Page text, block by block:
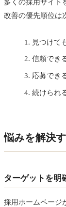
多くの採用サイト
改善の優先順位は
見つけて
信頼でき
応募でき
続けられ
悩みを解決
ターゲットを明
採用ホームページ